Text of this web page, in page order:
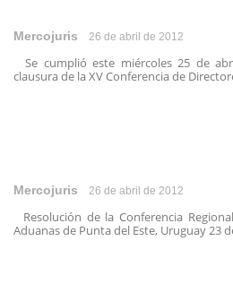
Mercojuris 26 de abril de 2012
Se cumplió este miércoles 25 de
clausura de la XV Conferencia de
Mercojuris 26 de abril de 2012
Resolución de la Conferencia
Aduanas de Punta del Este, Uruguay 23